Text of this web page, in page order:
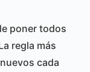
poner todos
regla más
cada